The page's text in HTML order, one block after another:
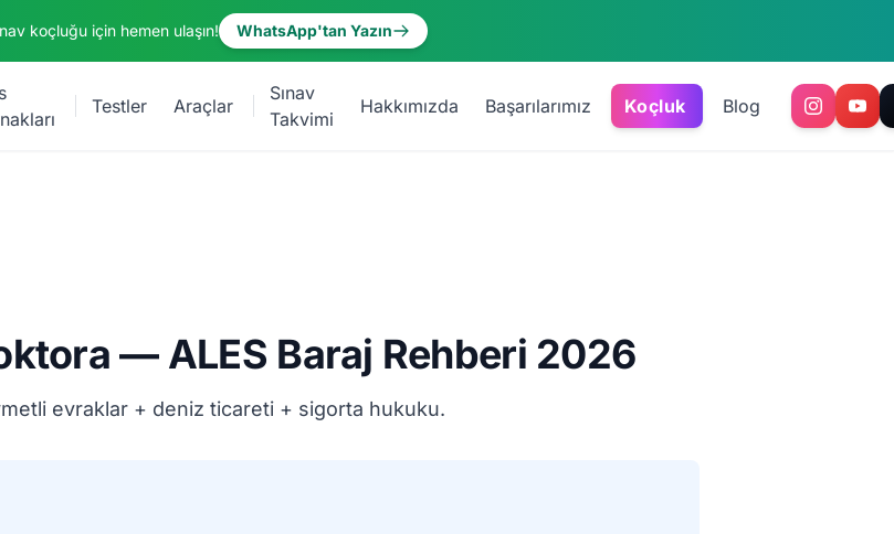
koçluğu için hemen ulaşın! WhatsApp'tan Yazın
Testler Araçlar
Sınav
Takvimi
Hakkımızda Başarılarımız Koçluk Blog
— ALES Baraj Rehberi 2026
evraklar + deniz ticareti + sigorta hukuku.